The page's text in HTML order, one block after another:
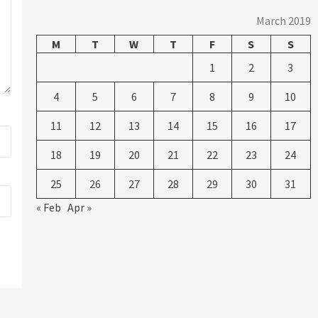
March 2019
M
T W T F S
S
1
2 3
4 5 6 7 8 9 10
11 12 13 14 15 16 17
18 19 20 21 22 23 24
25 26 27 28 29 30
31
« Feb Apr »